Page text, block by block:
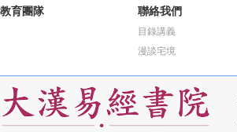
教育團隊 聯絡我們
目錄講義
漫談宅境